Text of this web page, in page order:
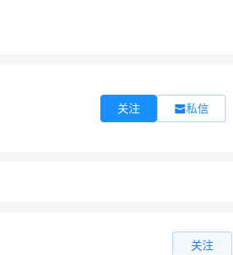
关注 私信
关注